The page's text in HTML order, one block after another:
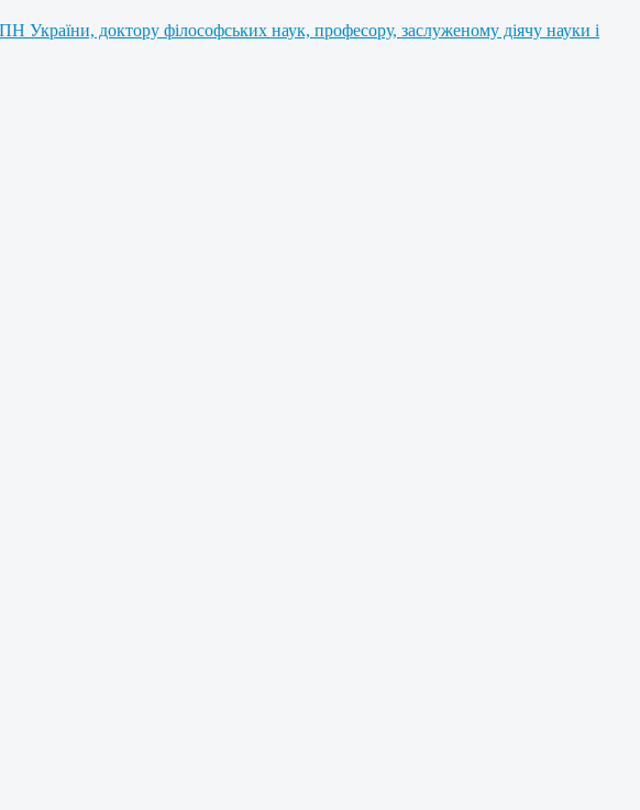
доктору філософських наук, професору, заслуженому діячу науки і